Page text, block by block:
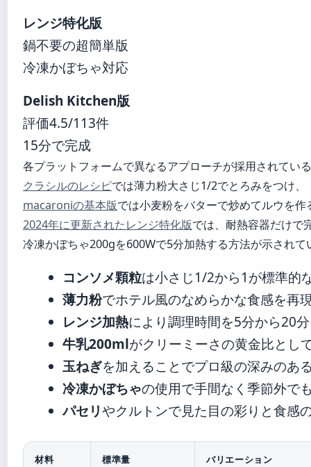
レンジ特化版
鍋不要の超簡単版
冷凍かぼちゃ対応
Delish Kitchen版
評価4.5/113件
15分で完成
各プラットフォームで異なるアプローチが採用されてい
クラシルのレシピでは薄力粉大さじ1/2でとろみをつけ、
macaroniの基本版では小麦粉をバターで炒めてルウを
2024年に更新されたレンジ特化版では、耐熱容器だけで
冷凍かぼちゃ200gを600Wで5分加熱する方法が示されて
コンソメ顆粒は小さじ1/2から1が標準的
薄力粉でホテル風のなめらかな食感を再
レンジ加熱により調理時間を5分から20
牛乳200mlがクリーミーさの黄金比とし
玉ねぎを加えることでプロ級の深みのあ
冷凍かぼちゃの使用で手間なく季節外で
パセリやクルトンで見た目の彩りと食感
材料 標準量 バリエーション